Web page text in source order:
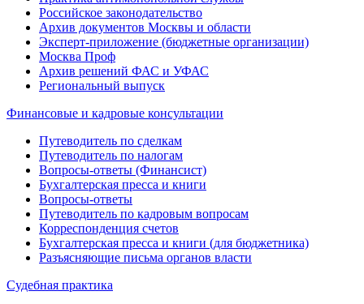
Российское законодательство
Архив документов Москвы и области
Эксперт-приложение (бюджетные организации)
Москва Проф
Архив решений ФАС и УФАС
Региональный выпуск
Финансовые и кадровые консультации
Путеводитель по сделкам
Путеводитель по налогам
Вопросы-ответы (Финансист)
Бухгалтерская пресса и книги
Вопросы-ответы
Путеводитель по кадровым вопросам
Корреспонденция счетов
Бухгалтерская пресса и книги (для бюджетника)
Разъясняющие письма органов власти
Судебная практика